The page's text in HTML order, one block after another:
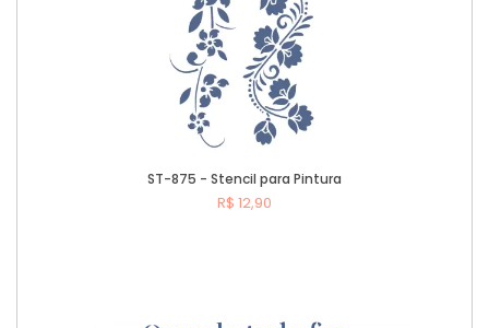
ST-875 - Stencil para Pintura
R$ 12,90